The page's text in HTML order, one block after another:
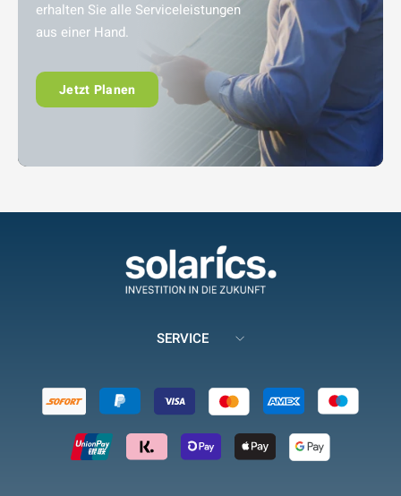
erhalten Sie alle Serviceleistungen
aus einer Hand.
Jetzt Planen
SERVICE